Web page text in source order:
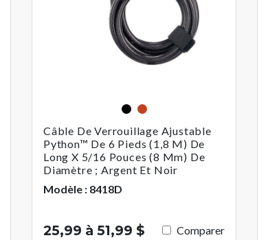
NoirOrange
Câble De Verrouillage Ajustable
Python™ De 6 Pieds (1,8 M) De
Long X 5/16 Pouces (8 Mm) De
Diamètre ; Argent Et Noir
Modèle : 8418D
25,99 à 51,99 $ Comparer